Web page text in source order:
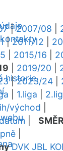
historie
|2007/08
|2011/12
2015/16
2019/20
|2023/24
1.liga
východ
datum
DVK JBL